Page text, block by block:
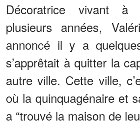
Décoratrice vivant à
plusieurs années,
annoncé il y a
s’apprêtait à quitter la
autre ville. Cette ville,
où la quinquagénaire et
a “trouvé la maison de